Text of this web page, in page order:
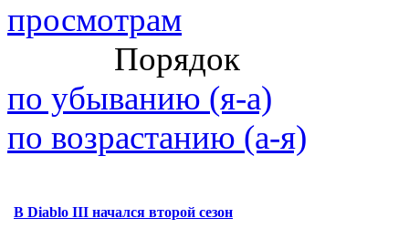
просмотрам
Порядок
по убыванию (я-а)
по возрастанию (а-я)
В Diablo III начался второй сезон